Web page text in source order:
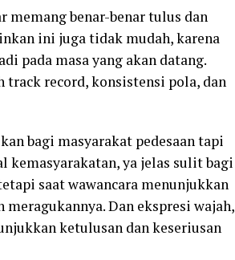
memang benar-benar tulus dan
ini juga tidak mudah, karena
pada masa yang akan datang.
record, konsistensi pola, dan
bagi masyarakat pedesaan tapi
kemasyarakatan, ya jelas sulit bagi
saat wawancara menunjukkan
Dan ekspresi wajah,
ketulusan dan keseriusan